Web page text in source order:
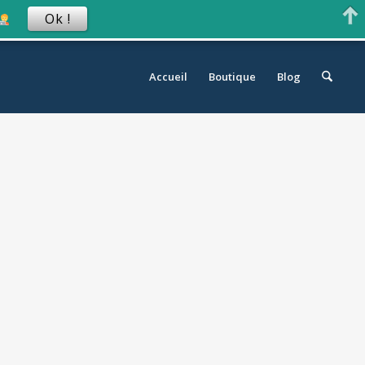
Accueil Boutique Blog
Ok !